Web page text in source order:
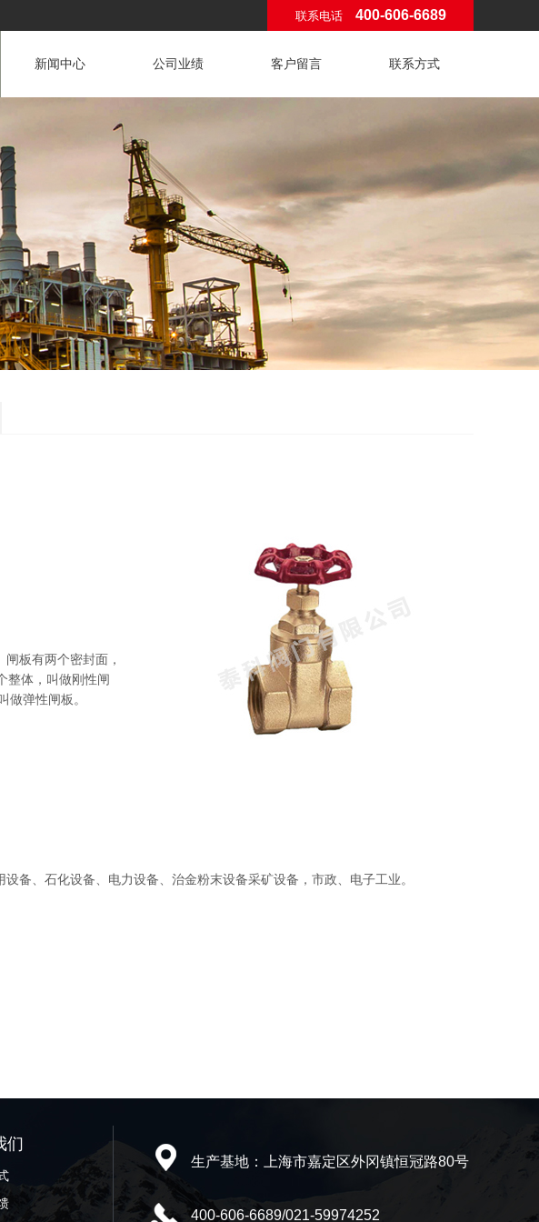
联系电话 400-606-6689
新闻中心 公司业绩 客户留言 联系方式
板有两个密封面，
整体，叫做刚性闸
弹性闸板。
备、石化设备、电力设备、治金粉末设备采矿设备，市政、电子工业。
们
生产基地：上海市嘉定区外冈镇恒冠路80号
400-606-6689/021-59974252